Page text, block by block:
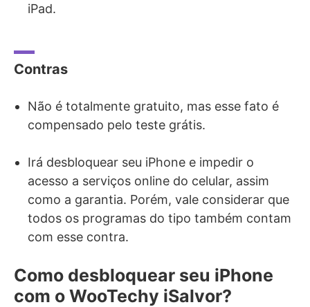
iPad.
Contras
Não é totalmente gratuito, mas esse fato é
compensado pelo teste grátis.
Irá desbloquear seu iPhone e impedir o
acesso a serviços online do celular, assim
como a garantia. Porém, vale considerar que
todos os programas do tipo também contam
com esse contra.
Como desbloquear seu iPhone
com o WooTechy iSalvor?